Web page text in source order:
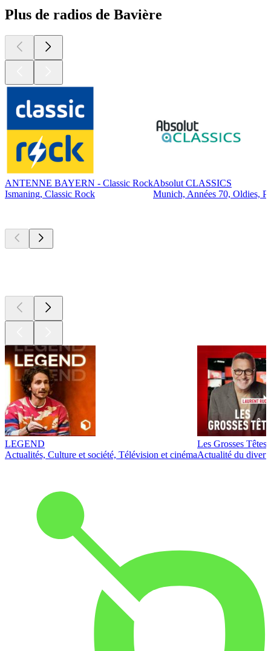
Plus de radios de Bavière
ANTENNE BAYERN - Classic Rock
Ismaning, Classic Rock
Absolut CLASSICS
Munich, Années 70, Oldies,
LEGEND
Actualités, Culture et société, Télévision et cinéma
Les Grosses Têtes
Actualité du